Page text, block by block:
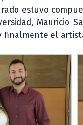
estuvo
Mauricio
finalmente el